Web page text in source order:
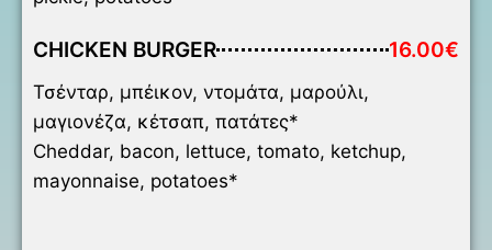
CHICKEN BURGER 16.00€
Τσένταρ, μπέικον, ντομάτα, μαρούλι,
μαγιονέζα, κέτσαπ, πατάτες*
Cheddar, bacon, lettuce, tomato, ketchup,
mayonnaise, potatoes*